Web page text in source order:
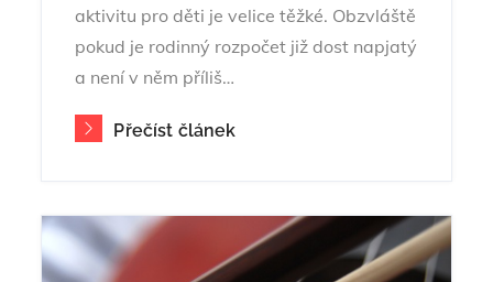
aktivitu pro děti je velice těžké. Obzvláště
pokud je rodinný rozpočet již dost napjatý
a není v něm příliš…
Přečíst článek